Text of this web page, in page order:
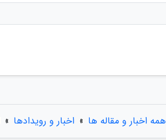
همه اخبار و مقاله ها » اخبار و رویدادها »